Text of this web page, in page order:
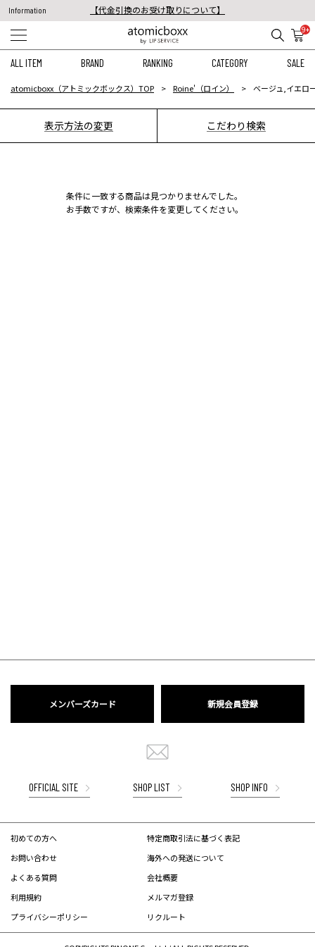
Information
【代金引換のお受け取りについて】
税込11,000円以上のご注文で送料無料！
9+
ALL ITEM BRAND RANKING CATEGORY SALE
atomicboxx（アトミックボックス）TOP Roine'（ロイン） ベージュ,イエロ
表示方法の変更 こだわり検索
条件に一致する商品は見つかりませんでした。
お手数ですが、検索条件を変更してください。
メンバーズカード 新規会員登録
OFFICIAL SITE SHOP LIST SHOP INFO
初めての方へ
お問い合わせ
よくある質問
利用規約
プライバシーポリシー
特定商取引法に基づく表記
海外への発送について
会社概要
メルマガ登録
リクルート